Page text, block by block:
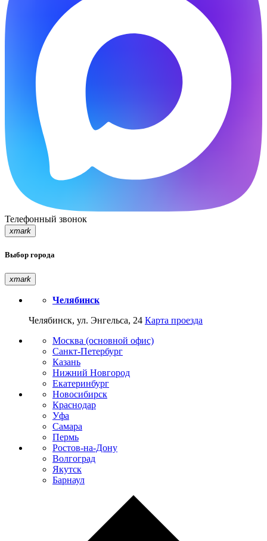
Телефонный звонок
xmark
Выбор города
xmark
Челябинск
Челябинск, ул. Энгельса, 24 Карта проезда
Москва (основной офис)
Санкт-Петербург
Казань
Нижний Новгород
Екатеринбург
Новосибирск
Краснодар
Уфа
Самара
Пермь
Ростов-на-Дону
Волгоград
Якутск
Барнаул